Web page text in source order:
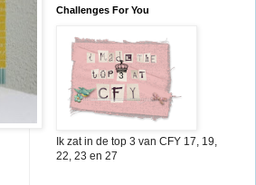
Challenges For You
Ik zat in de top 3 van CFY 17, 19,
22, 23 en 27